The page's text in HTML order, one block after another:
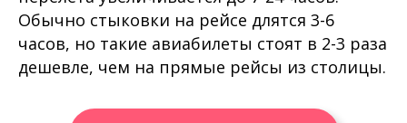
Обычно стыковки на рейсе длятся 3-6
часов, но такие авиабилеты стоят в 2-3 раза
дешевле, чем на прямые рейсы из столицы.